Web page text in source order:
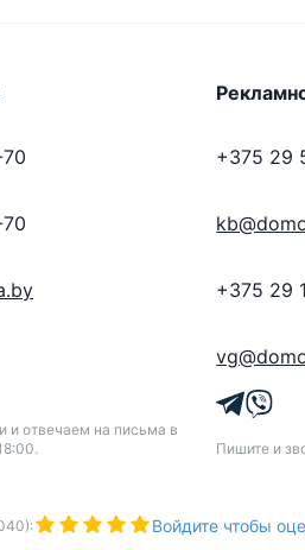
и отвечаем на письма в
+375 29
+375 29
Пишите и
): Войдите чтобы